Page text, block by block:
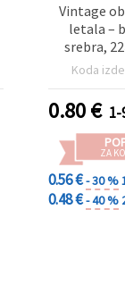
Vintage
letala –
srebra,
luknja 2
ustvarjanje
Koda
0.80€
ZA
0.56 €- 30 %
0.48 €- 40 %